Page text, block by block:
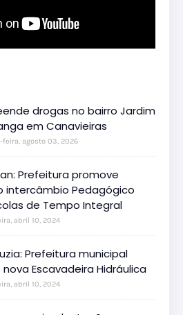
drogas no bairro Jardim
em Canavieiras
feira, agosto 03, 2026
Prefeitura promove
intercâmbio Pedagógico
de Tempo Integral
abril 10, 2024
Prefeitura municipal
Escavadeira Hidráulica
abril 10, 2024